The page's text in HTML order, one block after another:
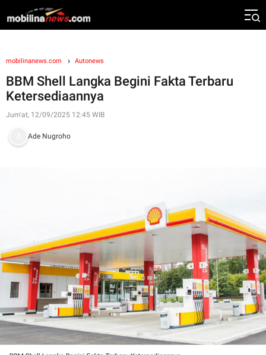
mobilinanews.com Autonews
BBM Shell Langka Begini Fakta Terbaru
Ketersediaannya
Jum'at, 12/09/2025 12:45 WIB
Ade Nugroho